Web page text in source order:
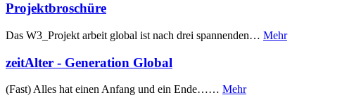
Projektbroschüre
Das W3_Projekt arbeit global ist nach drei spannenden… Mehr
zeitAlter - Generation Global
(Fast) Alles hat einen Anfang und ein Ende…… Mehr